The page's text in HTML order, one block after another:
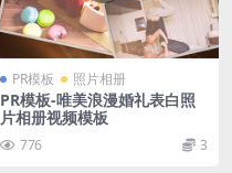
PR模板 照片相册
PR模板-唯美浪漫婚礼表白照
片相册视频模板
776 3